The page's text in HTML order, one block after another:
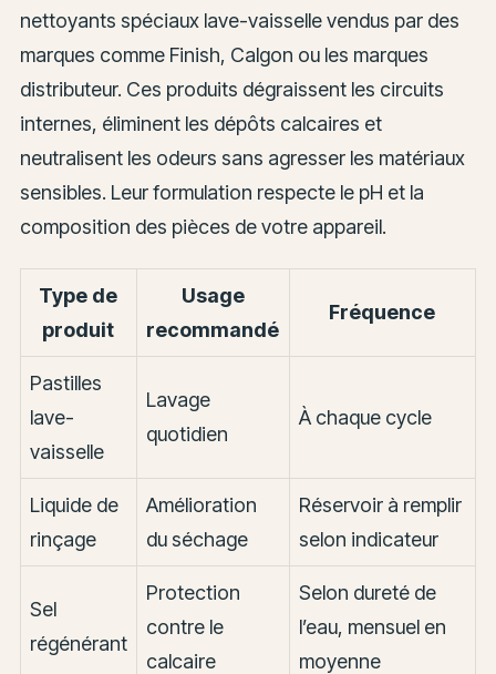
nettoyants spéciaux lave-vaisselle vendus par des
marques comme Finish, Calgon ou les marques
distributeur. Ces produits dégraissent les circuits
internes, éliminent les dépôts calcaires et
neutralisent les odeurs sans agresser les matériaux
sensibles. Leur formulation respecte le pH et la
composition des pièces de votre appareil.
Type de
produit
Usage
recommandé
Fréquence
Pastilles
lave-
vaisselle
Lavage
quotidien
À chaque cycle
Liquide de
rinçage
Amélioration
du séchage
Réservoir à remplir
selon indicateur
Sel
régénérant
Protection
contre le
calcaire
Selon dureté de
l’eau, mensuel en
moyenne